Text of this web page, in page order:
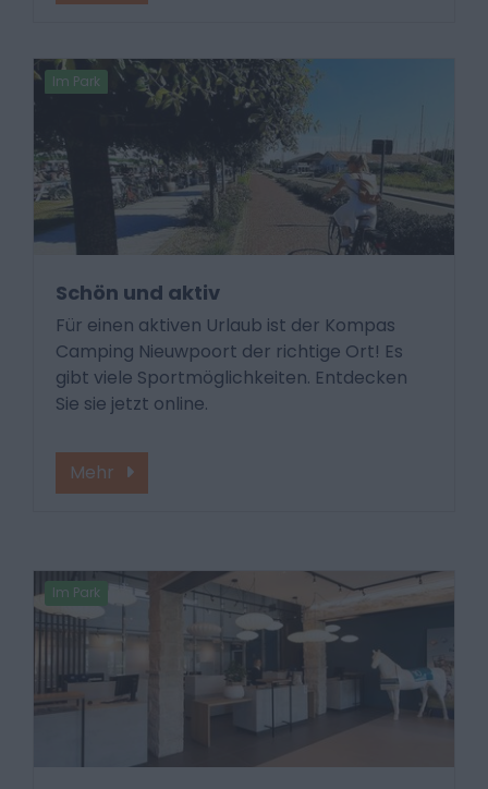
Im Park
Schön und aktiv
Für einen aktiven Urlaub ist der Kompas
Camping Nieuwpoort der richtige Ort! Es
gibt viele Sportmöglichkeiten. Entdecken
Sie sie jetzt online.
Mehr
Im Park